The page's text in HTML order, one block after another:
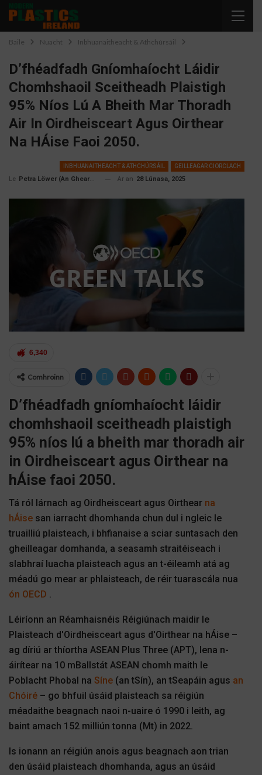
Baile Nuacht Inbhuanaitheacht & Athchúrsáil
D’fhéadfadh Gníomhaíocht Láidir
Chomhshaoil ​​​​sceitheadh ​​​​plaistigh
95% Níos Lú A Bheith Mar Thoradh
Air In Oirdheisceart Agus Oirthear
Na HÁise Faoi 2050.
INBHUANAITHEACHT & ATHCHÚRSÁIL GEILLEAGAR CIORCLACH
Le Petra Löwer (An Ghearmáin) Ar an 28 Lúnasa, 2025
6,340
Comhroinn
D’fhéadfadh gníomhaíocht láidir
chomhshaoil ​​​​sceitheadh ​​​​plaistigh
95% níos lú a bheith mar thoradh air
in Oirdheisceart agus Oirthear na
hÁise faoi 2050.
Tá ról lárnach ag Oirdheisceart agus Oirthear na
hÁise san iarracht dhomhanda chun dul i ngleic le
truailliú plaisteach, i bhfianaise a sciar suntasach den
gheilleagar domhanda, a seasamh straitéiseach i
slabhraí luacha plaisteach agus an t-éileamh atá ag
méadú go mear ar phlaisteach, de réir tuarascála nua
ón OECD .
Léiríonn an Réamhaisnéis Réigiúnach maidir le
Plaisteach d'Oirdheisceart agus d'Oirthear na hÁise –
ag díriú ar thíortha ASEAN Plus Three (APT), lena n-
áirítear na 10 mBallstát ASEAN chomh maith le
Poblacht Phobal na Síne (an tSín), an tSeapáin agus an
Chóiré – go bhfuil úsáid plaisteach sa réigiún
méadaithe beagnach naoi n-uaire ó 1990 i leith, ag
baint amach 152 milliún tonna (Mt) in 2022.
Is ionann an réigiún anois agus beagnach aon trian
den úsáid plaisteach dhomhanda, agus an úsáid